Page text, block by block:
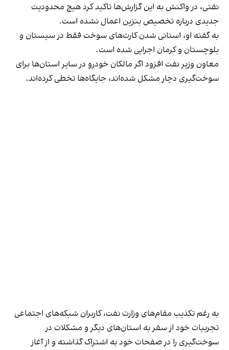
نفتی، در واکنش به این گزارش‌ها تاکید کرد هیچ محدودیت
جدیدی درباره تخصیص بنزین اعمال نشده است.
به گفته او، استانی شدن کارت‌های سوخت فقط در سیستان و
بلوچستان و کرمان اجرایی شده است.
معاون وزیر نفت افزود اگر مالکان خودرو در سایر استان‌ها برای
سوخت‌گیری دچار مشکل شده‌اند، جایگاه‌ها تخطی کرده‌اند.
به رغم تکذیب مقام‌های وزارت نفت، کاربران شبکه‌های اجتماعی
تجربیات خود از سفر به استان‌های دیگر و مشکلات در
سوخت‌گیری را در صفحات خود به اشتراک گذاشته‌ و از آغاز